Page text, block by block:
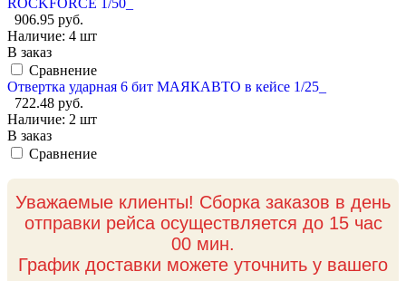
ROCKFORCE 1/50_
906.95 руб.
Наличие: 4 шт
В заказ
Сравнение
Отвертка ударная 6 бит МАЯКАВТО в кейсе 1/25_
722.48 руб.
Наличие: 2 шт
В заказ
Сравнение
Уважаемые клиенты! Сборка заказов в день
отправки рейса осуществляется до 15 час
00 мин.
График доставки можете уточнить у вашего